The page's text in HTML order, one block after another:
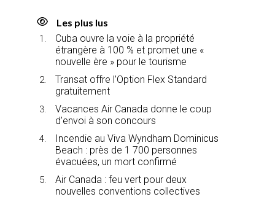
Les plus lus
Cuba ouvre la voie à la propriété
étrangère à 100 % et promet une «
nouvelle ère » pour le tourisme
Transat offre l’Option Flex Standard
gratuitement
Vacances Air Canada donne le coup
d’envoi à son concours
Incendie au Viva Wyndham Dominicus
Beach : près de 1 700 personnes
évacuées, un mort confirmé
Air Canada : feu vert pour deux
nouvelles conventions collectives